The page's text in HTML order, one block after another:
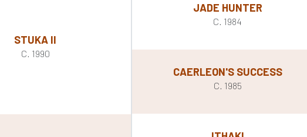
STUKA II
C. 1990
JADE HUNTER
C. 1984
CAERLEON'S SUCCESS
C. 1985